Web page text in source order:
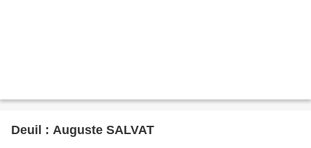
Deuil : Auguste SALVAT